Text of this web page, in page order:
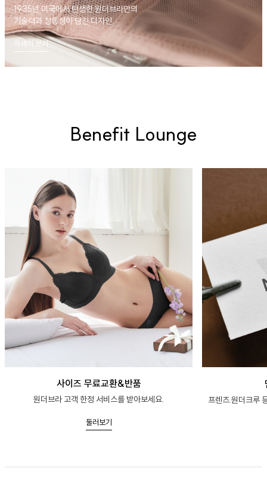
1935년 미국에서 탄생한 원더브라만의
기술력과 정통성이 담긴 디자인
자세히 보기
Benefit Lounge
사이즈 무료교환&반품
원더브라 고객 한정 서비스를 받아보세요.
둘러보기
프렌즈.원더크루